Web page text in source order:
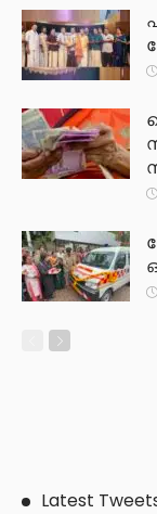
Latest